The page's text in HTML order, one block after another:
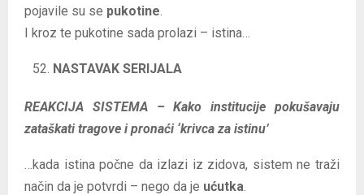
pojavile su se pukotine
I kroz te pukotine sada prolazi – istina…
NASTAVAK SERIJALA
REAKCIJA SISTEMA – Kako institucije pokušavaju
zataškati tragove i pronaći ‘krivca za istinu’
…kada istina počne da izlazi iz zidova, sistem ne traži
način da je potvrdi – nego da je ućutka